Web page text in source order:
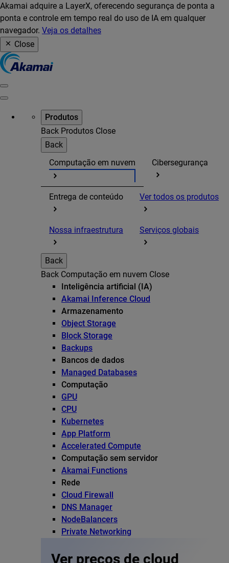
Akamai adquire a LayerX, oferecendo segurança de ponta a
ponta e controle em tempo real do uso de IA em qualquer
navegador. Veja os detalhes
Close
Produtos
Back Produtos Close
Back
Computação em nuvem
Cibersegurança
Entrega de conteúdo Ver todos os produtos
Nossa infraestrutura Serviços globais
Back
Back Computação em nuvem Close
Inteligência artificial (IA)
Akamai Inference Cloud
Armazenamento
Object Storage
Block Storage
Backups
Bancos de dados
Managed Databases
Computação
GPU
CPU
Kubernetes
App Platform
Accelerated Compute
Computação sem servidor
Akamai Functions
Rede
Cloud Firewall
DNS Manager
NodeBalancers
Private Networking
Ver preços de cloud